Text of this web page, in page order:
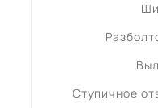
Ступичное